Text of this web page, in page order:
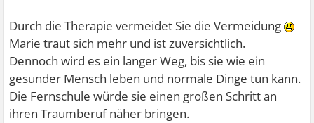
Durch die Therapie vermeidet Sie die Vermeidung
Marie traut sich mehr und ist zuversichtlich.
Dennoch wird es ein langer Weg, bis sie wie ein
gesunder Mensch leben und normale Dinge tun kann.
Die Fernschule würde sie einen großen Schritt an
ihren Traumberuf näher bringen.